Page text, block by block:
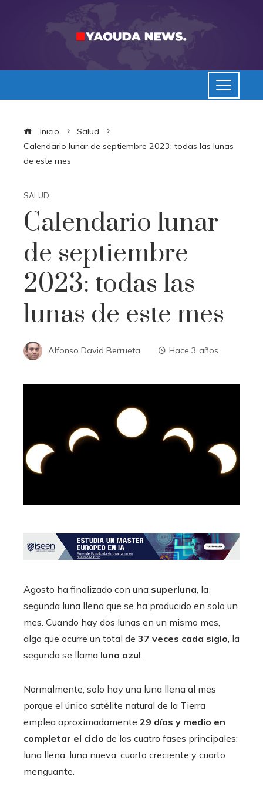
Inicio
Salud
Calendario lunar de septiembre 2023: todas las lunas
de este mes
SALUD
Calendario lunar
de septiembre
2023: todas las
lunas de este mes
Alfonso David Berrueta Hace 3 años
Agosto ha finalizado con una superluna, la
segunda luna llena que se ha producido en solo un
mes. Cuando hay dos lunas en un mismo mes,
algo que ocurre un total de 37 veces cada siglo, la
segunda se llama luna azul.
Normalmente, solo hay una luna llena al mes
porque el único satélite natural de la Tierra
emplea aproximadamente 29 días y medio en
completar el ciclo de las cuatro fases principales:
luna llena, luna nueva, cuarto creciente y cuarto
menguante.